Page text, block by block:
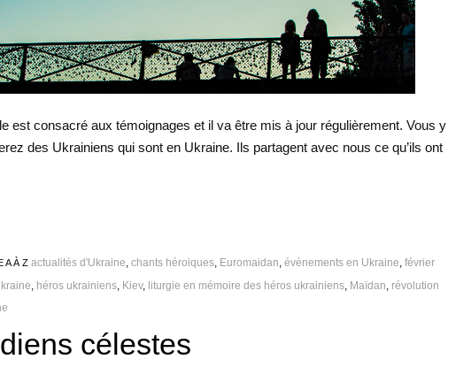
est consacré aux témoignages et il va être mis à jour régulièrement. Vous y
des Ukrainiens qui sont en Ukraine. Ils partagent avec nous ce qu’ils ont
A À Z actualités d'Ukraine ,chants héroiques Euromaidan ,événements en Ukraine ,février
héros ukrainiens Kiev, liturgie en mémoire des héros ukrainiens Maïdan
révolution
célestes